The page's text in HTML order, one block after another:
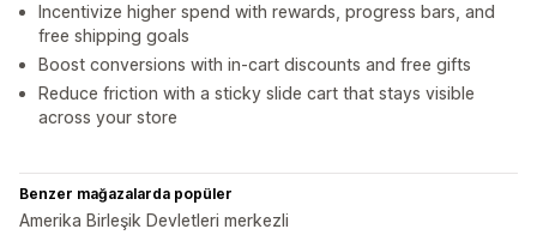
Incentivize higher spend with rewards, progress bars, and
free shipping goals
Boost conversions with in-cart discounts and free gifts
Reduce friction with a sticky slide cart that stays visible
across your store
Benzer mağazalarda popüler
Amerika Birleşik Devletleri merkezli